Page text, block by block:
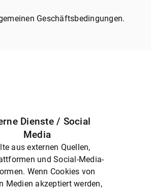
Geschäftsbedingungen.
Dienste / Social
Media
aus externen Quellen,
und Social-Media-
Wenn Cookies von
Medien akzeptiert werden,